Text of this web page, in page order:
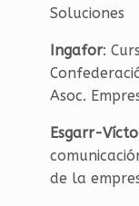
Soluciones
Ingafor:
Asoc.
Esgarr-
de la